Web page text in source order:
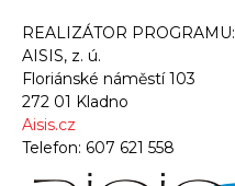
REALIZÁTOR PROGRAMU:
AISIS, z. ú.
Floriánské náměstí 103
272 01 Kladno
Aisis.cz
Telefon: 607 621 558